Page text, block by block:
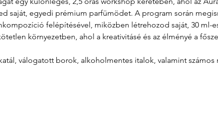
saját, egyedi prémium parfümödet. A program során
felépítésével, miközben létrehozod saját, 30 ml-
környezetben, ahol a kreativitásé és az élményé a
válogatott borok, alkoholmentes italok, valamint